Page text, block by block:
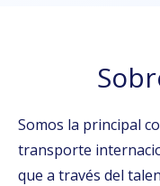
Somos la principal
transporte
que a través del